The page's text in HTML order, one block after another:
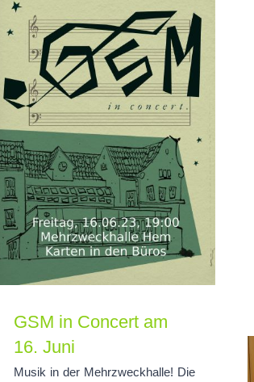
GSM in Concert am 16. Juni
GSM in Concert am
16. Juni
Musik in der Mehrzweckhalle! Die